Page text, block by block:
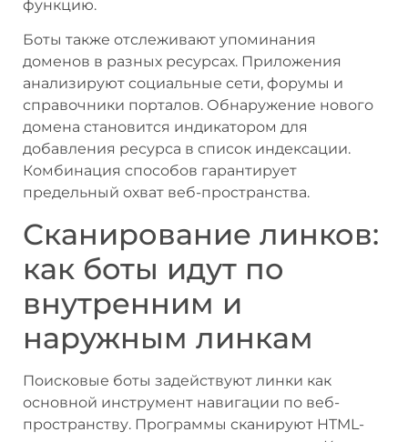
функцию.
Боты также отслеживают упоминания
доменов в разных ресурсах. Приложения
анализируют социальные сети, форумы и
справочники порталов. Обнаружение нового
домена становится индикатором для
добавления ресурса в список индексации.
Комбинация способов гарантирует
предельный охват веб-пространства.
Сканирование линков:
как боты идут по
внутренним и
наружным линкам
Поисковые боты задействуют линки как
основной инструмент навигации по веб-
пространству. Программы сканируют HTML-